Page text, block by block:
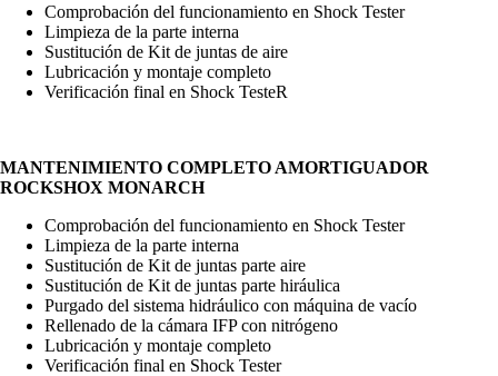
Comprobación del funcionamiento en Shock Tester
Limpieza de la parte interna
Sustitución de Kit de juntas de aire
Lubricación y montaje completo
Verificación final en Shock TesteR
MANTENIMIENTO COMPLETO AMORTIGUADOR
ROCKSHOX MONARCH
Comprobación del funcionamiento en Shock Tester
Limpieza de la parte interna
Sustitución de Kit de juntas parte aire
Sustitución de Kit de juntas parte hiráulica
Purgado del sistema hidráulico con máquina de vacío
Rellenado de la cámara IFP con nitrógeno
Lubricación y montaje completo
Verificación final en Shock Tester